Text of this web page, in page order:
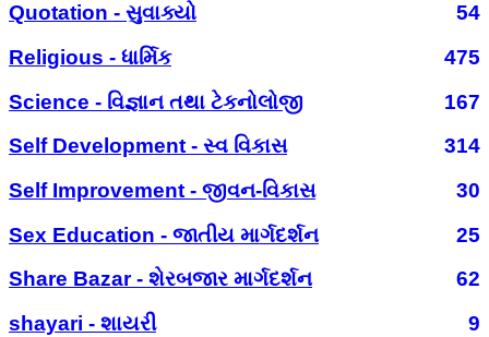
Quotation - સુવાક્યો
54
Religious - ધાર્મિક
475
Science - વિજ્ઞાન તથા ટેકનોલોજી
167
Self Development - સ્વ વિકાસ
314
Self Improvement - જીવન-વિકાસ
30
Sex Education - જાતીય માર્ગદર્શન
25
Share Bazar - શેરબજાર માર્ગદર્શન
62
shayari - શાયરી
9